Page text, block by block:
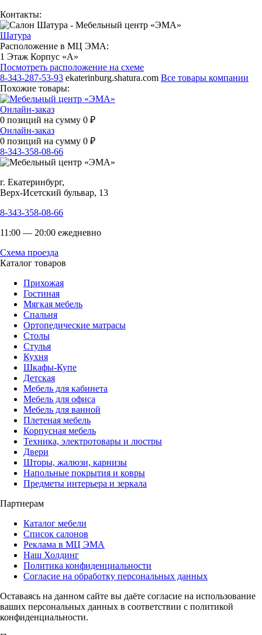
Контакты:
Шатура
Расположение в МЦ ЭМА:
1 Этаж Корпус «А»
Посмотреть расположение на схеме
8-343-287-53-93 ekaterinburg.shatura.com Все товары компании
Похожие товары:
Онлайн-заказ
0 позиций на сумму 0 ₽
Онлайн-заказ
0 позиций на сумму 0 ₽
8-343-358-08-66
г. Екатеринбург,
Верх-Исетский бульвар, 13
8-343-358-08-66
11:00 — 20:00 ежедневно
Схема проезда
Каталог товаров
Прихожая
Гостиная
Мягкая мебель
Спальня
Ортопедические матрасы
Столы
Стулья
Кухня
Шкафы-Купе
Детская
Мебель для кабинета
Мебель для офиса
Мебель для ванной
Плетеная мебель
Корпусная мебель
Техника, электротовары и люстры
Двери
Шторы, жалюзи, карнизы
Напольные покрытия и ковры
Предметы интерьера и зеркала
Партнерам
Каталог мебели
Список салонов
Реклама в МЦ ЭМА
Наш Холдинг
Политика конфиденциальности
Согласие на обработку персональных данных
Оставаясь на данном сайте вы даёте согласие на использование
ваших персональных данных в соответствии с политикой
конфиденциальности.